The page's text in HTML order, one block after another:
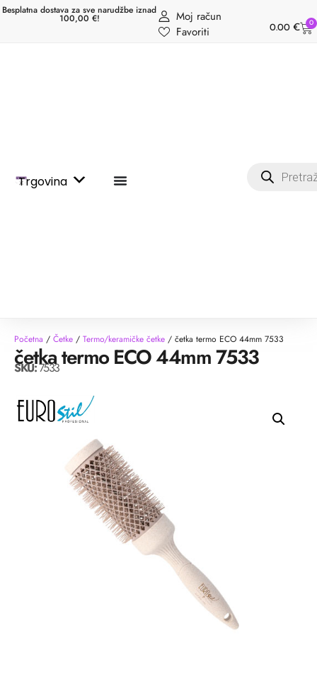
Besplatna dostava za sve narudžbe iznad
100,00 €!
Moj račun
Favoriti
0.00 € 0
Trgovina
Početna / Četke / Termo/keramičke četke / četka termo ECO 44mm 7533
četka termo ECO 44mm 7533
SKU:7533